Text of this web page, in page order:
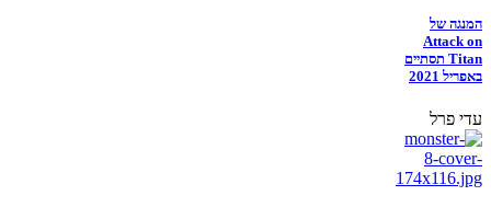
המנגה של
Attack on
Titan תסתיים
באפריל 2021
עדי פרל